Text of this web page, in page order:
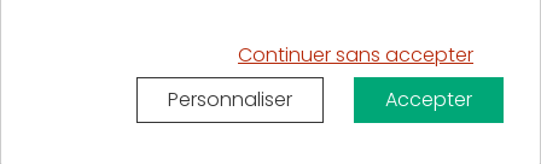
Bien organiser les visites
En respectant les étapes précédentes, les premières
Continuer sans accepter
Personnaliser
Accepter